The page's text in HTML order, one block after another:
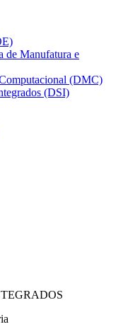
de Manufatura e
(DMC)
(DSI)